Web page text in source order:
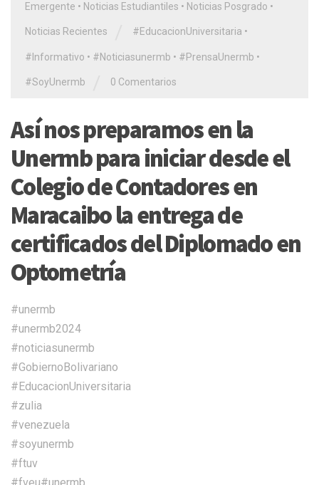
Emergente • Noticias Estudiantiles • Noticias Posgrado •
Noticias Recientes #EducacionUniversitaria •
#Informativo • #Noticiasunermb • #PrensaUnermb •
#SoyUnermb 0 Comentarios
Así nos preparamos en la
Unermb para iniciar desde el
Colegio de Contadores en
Maracaibo la entrega de
certificados del Diplomado en
Optometría
#unermb
#unermb2024
#noticiasunermb
#GobiernoBolivariano
#EducacionUniversitaria
#zulia
#venezuela
#soyunermb
#ftuv